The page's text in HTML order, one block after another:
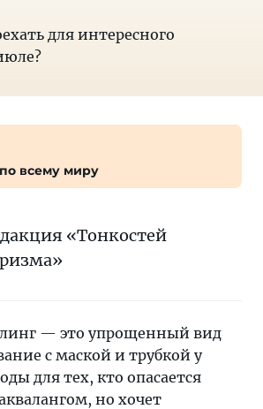
для интересного
по всему миру
«Тонкостей
— это упрощенный вид
с маской и трубкой у
для тех, кто опасается
но хочет